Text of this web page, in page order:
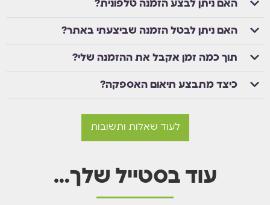
האם ניתן לבצע הזמנה טלפונית?
האם ניתן לבטל הזמנה שביצעתי באתר?
תוך כמה זמן אקבל את ההזמנה שלי?
כיצד מתבצע תיאום האספקה?
לעוד שאלות ותשובות
עוד בסטייל שלך…